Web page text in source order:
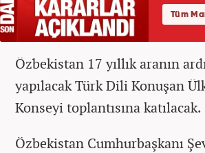
Özbekistan 17 yıllık aranın
yapılacak Türk Dili Konuşan
Konseyi toplantısına katılacak.
Özbekistan Cumhurbaşkanı